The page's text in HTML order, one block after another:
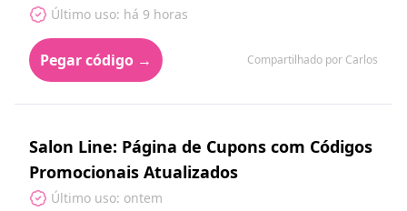
Último uso: há 9 horas
Pegar código → Compartilhado por Carlos
Salon Line: Página de Cupons com Códigos
Promocionais Atualizados
Último uso: ontem